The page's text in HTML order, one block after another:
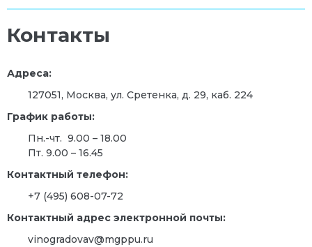
Контакты
Адреса:
127051, Москва, ул. Сретенка, д. 29, каб. 224
График работы:
Пн.-чт. 9.00 – 18.00
Пт. 9.00 – 16.45
Контактный телефон:
+7 (495) 608-07-72
Контактный адрес электронной почты:
vinogradovav@mgppu.ru